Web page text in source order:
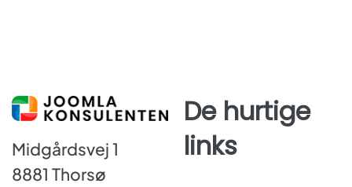
Midgårdsvej 1
8881 Thorsø
De hurtige
links